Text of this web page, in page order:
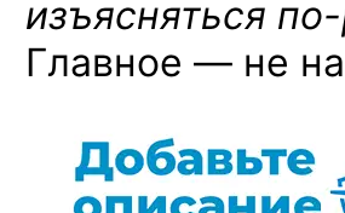
изъясняться
Главное — не